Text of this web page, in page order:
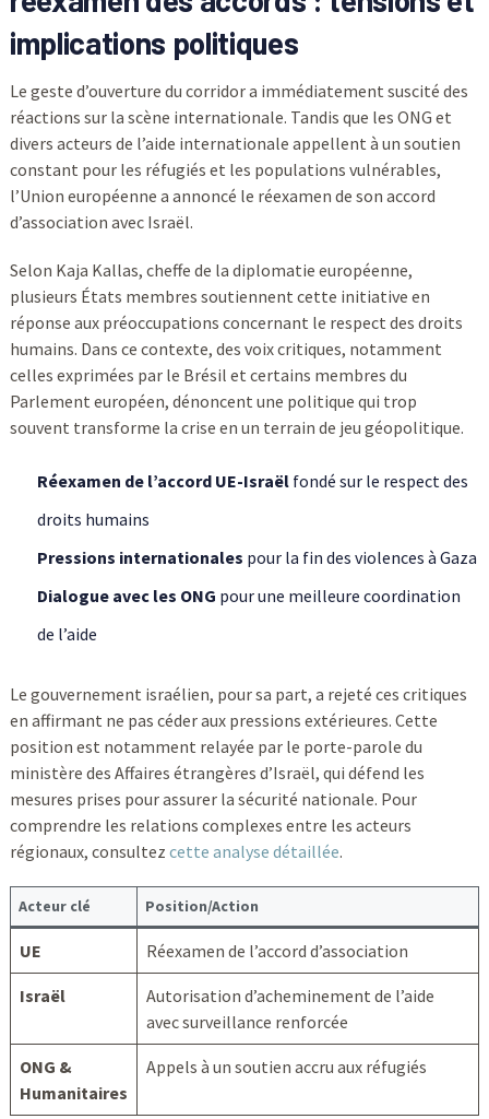
implications politiques
Le geste d’ouverture du corridor a immédiatement suscité des
réactions sur la scène internationale. Tandis que les ONG et
divers acteurs de l’aide internationale appellent à un soutien
constant pour les réfugiés et les populations vulnérables,
l’Union européenne a annoncé le réexamen de son accord
d’association avec Israël.
Selon Kaja Kallas, cheffe de la diplomatie européenne,
plusieurs États membres soutiennent cette initiative en
réponse aux préoccupations concernant le respect des droits
humains. Dans ce contexte, des voix critiques, notamment
celles exprimées par le Brésil et certains membres du
Parlement européen, dénoncent une politique qui trop
souvent transforme la crise en un terrain de jeu géopolitique.
Réexamen de l’accord UE-Israëlfondé sur le respect des
droits humains
Pressions internationales pour la fin des violences à Gaza
Dialogue avec les ONG pour une meilleure coordination
de l’aide
Le gouvernement israélien, pour sa part, a rejeté ces critiques
en affirmant ne pas céder aux pressions extérieures. Cette
position est notamment relayée par le porte-parole du
ministère des Affaires étrangères d’Israël, qui défend les
mesures prises pour assurer la sécurité nationale. Pour
comprendre les relations complexes entre les acteurs
régionaux, consultez cette analyse détaillée.
Acteur clé Position/Action
UE Réexamen de l’accord d’association
Israël
Autorisation d’acheminement de l’aide
avec surveillance renforcée
ONG &
Humanitaires
Appels à un soutien accru aux réfugiés